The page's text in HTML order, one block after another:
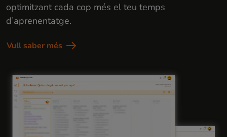
optimitzant cada cop més el teu temps
d’aprenentatge.
Vull saber més